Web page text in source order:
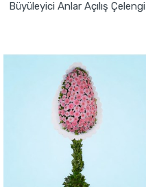
Büyüleyici Anlar Açılış Çelengi